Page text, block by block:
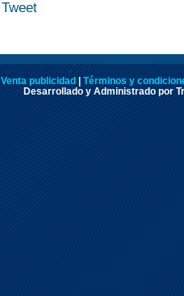
Tweet
Venta publicidad | Términos y
Desarrollado y Administrado por